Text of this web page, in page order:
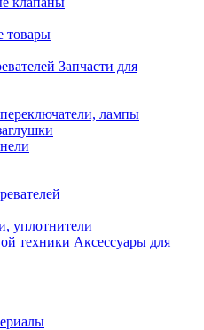
товары
Запчасти для
лампы
уплотнители
Аксессуары для